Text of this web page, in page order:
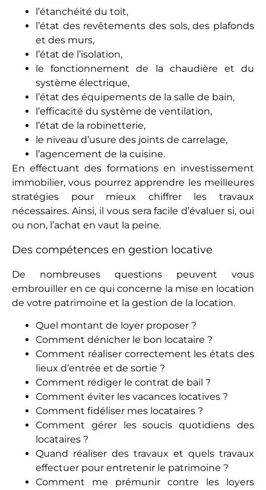
l’étanchéité du toit,
l’état des revêtements des sols, des plafonds
et des murs,
l’état de l’isolation,
le fonctionnement de la chaudière et du
système électrique,
l’état des équipements de la salle de bain,
l’efficacité du système de ventilation,
l’état de la robinetterie,
le niveau d’usure des joints de carrelage,
l’agencement de la cuisine.
En effectuant des formations en investissement
immobilier, vous pourrez apprendre les meilleures
stratégies pour mieux chiffrer les travaux
nécessaires. Ainsi, il vous sera facile d’évaluer si, oui
ou non, l’achat en vaut la peine.
Des compétences en gestion locative
De nombreuses questions peuvent vous
embrouiller en ce qui concerne la mise en location
de votre patrimoine et la gestion de la location.
Quel montant de loyer proposer ?
Comment dénicher le bon locataire ?
Comment réaliser correctement les états des
lieux d’entrée et de sortie ?
Comment rédiger le contrat de bail ?
Comment éviter les vacances locatives ?
Comment fidéliser mes locataires ?
Comment gérer les soucis quotidiens des
locataires ?
Quand réaliser des travaux et quels travaux
effectuer pour entretenir le patrimoine ?
Comment me prémunir contre les loyers